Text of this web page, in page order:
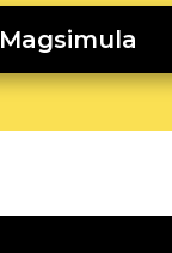
Magsimula